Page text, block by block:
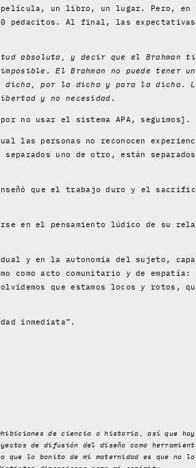
un libro, un lugar. Pero, en
Al final, las expectativas
absoluta, y decir que el Brahman
El Brahman no puede tener
la dicha, por la dicha y para la
y no necesidad.
no usar el sistema APA, seguimos].
las personas no reconocen
uno de otro, están
que el trabajo duro y el
en el pensamiento lúdico de su
y en la autonomía del sujeto,
acto comunitario y de empatía:
que estamos locos y rotos,
inmediata”.
de ciencia o historia, así que hoy
de difusión del diseño como
que lo bonito de mi maternidad es que no lo